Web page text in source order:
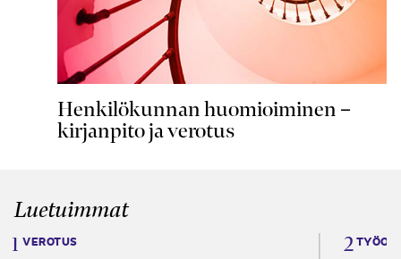
Henkilökunnan huomioiminen –
kirjanpito ja verotus
Luetuimmat
VEROTUS